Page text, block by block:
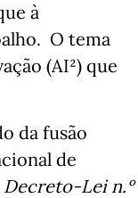
à
O tema
(AI²) que
da fusão
de
Decreto-Lei n.º